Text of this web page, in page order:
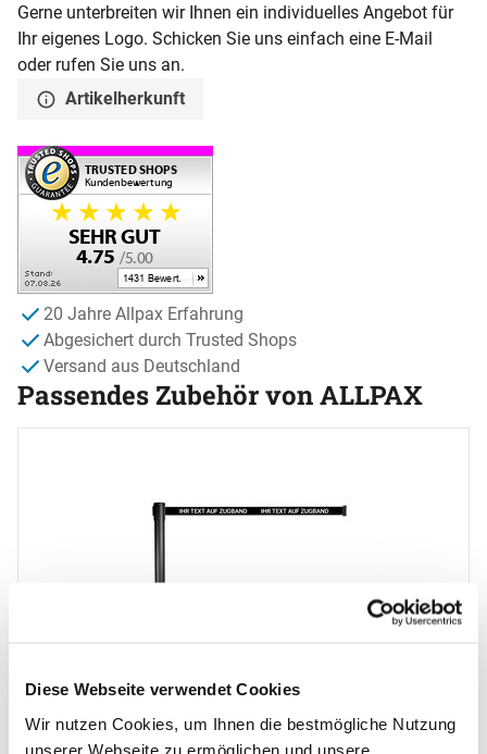
Diese Webseite verwendet Cookies
Wir nutzen Cookies, um Ihnen die bestmögliche Nutzung
unserer Webseite zu ermöglichen und unsere
Gerne unterbreiten wir Ihnen ein individuelles Angebot für
Ihr eigenes Logo. Schicken Sie uns einfach eine E-Mail
oder rufen Sie uns an.
Artikelherkunft
20 Jahre Allpax Erfahrung
Abgesichert durch Trusted Shops
Versand aus Deutschland
Passendes Zubehör von ALLPAX
Zubehör überspringen
Korrekturabzug für Zugbanddruck